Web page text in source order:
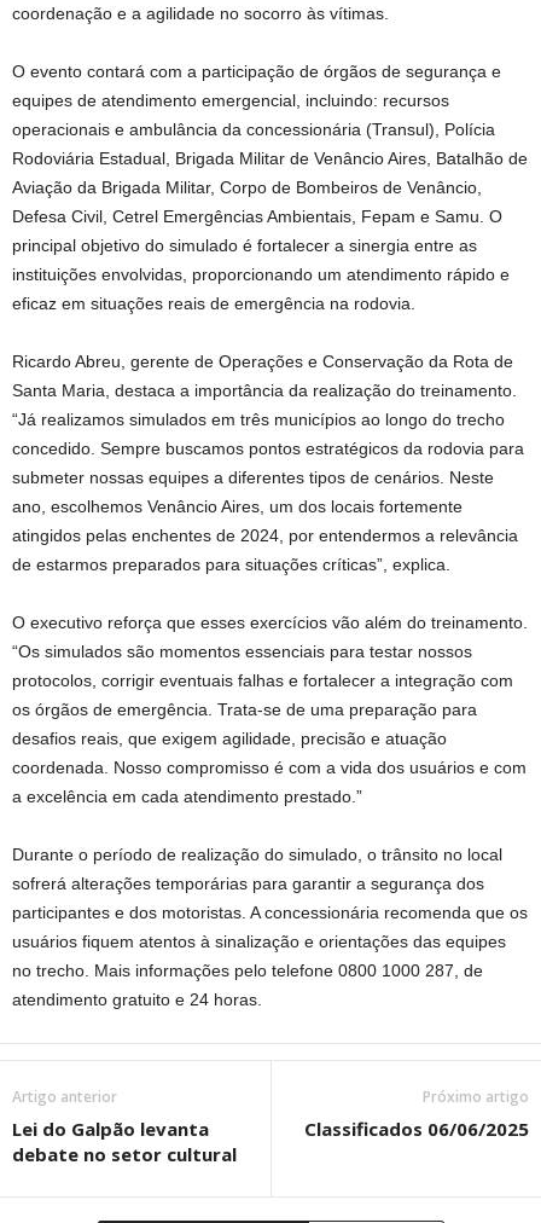
coordenação e a agilidade no socorro às vítimas.
O evento contará com a participação de órgãos de segurança e
equipes de atendimento emergencial, incluindo: recursos
operacionais e ambulância da concessionária (Transul), Polícia
Rodoviária Estadual, Brigada Militar de Venâncio Aires, Batalhão de
Aviação da Brigada Militar, Corpo de Bombeiros de Venâncio,
Defesa Civil, Cetrel Emergências Ambientais, Fepam e Samu. O
principal objetivo do simulado é fortalecer a sinergia entre as
instituições envolvidas, proporcionando um atendimento rápido e
eficaz em situações reais de emergência na rodovia.
Ricardo Abreu, gerente de Operações e Conservação da Rota de
Santa Maria, destaca a importância da realização do treinamento.
“Já realizamos simulados em três municípios ao longo do trecho
concedido. Sempre buscamos pontos estratégicos da rodovia para
submeter nossas equipes a diferentes tipos de cenários. Neste
ano, escolhemos Venâncio Aires, um dos locais fortemente
atingidos pelas enchentes de 2024, por entendermos a relevância
de estarmos preparados para situações críticas”, explica.
O executivo reforça que esses exercícios vão além do treinamento.
“Os simulados são momentos essenciais para testar nossos
protocolos, corrigir eventuais falhas e fortalecer a integração com
os órgãos de emergência. Trata-se de uma preparação para
desafios reais, que exigem agilidade, precisão e atuação
coordenada. Nosso compromisso é com a vida dos usuários e com
a excelência em cada atendimento prestado.”
Durante o período de realização do simulado, o trânsito no local
sofrerá alterações temporárias para garantir a segurança dos
participantes e dos motoristas. A concessionária recomenda que os
usuários fiquem atentos à sinalização e orientações das equipes
no trecho. Mais informações pelo telefone 0800 1000 287, de
atendimento gratuito e 24 horas.
Artigo anterior
Lei do Galpão levanta
debate no setor cultural
Próximo artigo
Classificados 06/06/2025